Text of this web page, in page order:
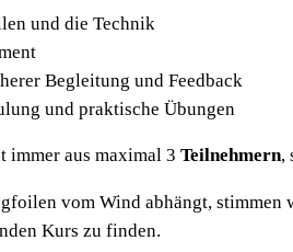
und die Technik
Begleitung und Feedback
und praktische Übungen
immer aus maximal 3 Teilnehmern,
vom Wind abhängt,
Kurs zu finden.